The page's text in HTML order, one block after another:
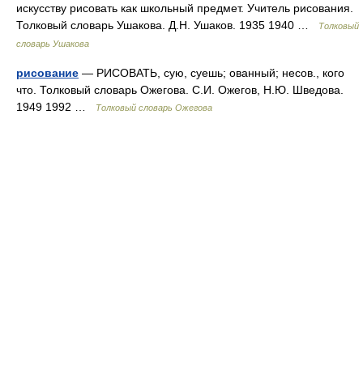
искусству рисовать как школьный предмет. Учитель рисования.
Толковый словарь Ушакова. Д.Н. Ушаков. 1935 1940 …
Толковый
словарь Ушакова
рисование — РИСОВАТЬ, сую, суешь; ованный; несов., кого
что. Толковый словарь Ожегова. С.И. Ожегов, Н.Ю. Шведова.
1949 1992 …
Толковый словарь Ожегова